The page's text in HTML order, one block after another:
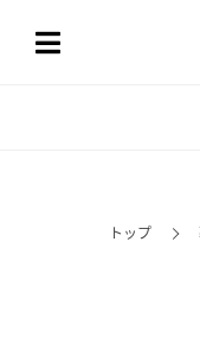
トップ